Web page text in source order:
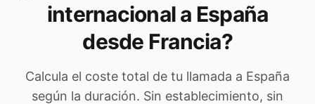
internacional a España
desde Francia?
Calcula el coste total de tu llamada a España
según la duración. Sin establecimiento, sin